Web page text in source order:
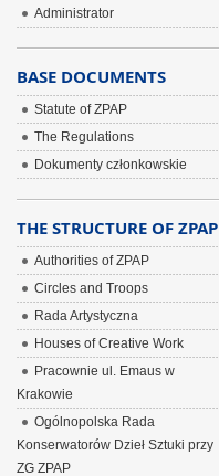
Administrator
BASE DOCUMENTS
Statute of ZPAP
The Regulations
Dokumenty członkowskie
THE STRUCTURE OF ZPAP
Authorities of ZPAP
Circles and Troops
Rada Artystyczna
Houses of Creative Work
Pracownie ul. Emaus w
Krakowie
Ogólnopolska Rada
Konserwatorów Dzieł Sztuki przy
ZG ZPAP